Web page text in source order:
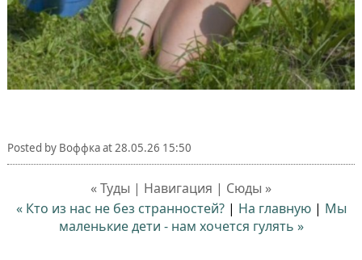
Posted by Воффкаat28.05.26 15:50
« Туды | Навигация | Сюды »
« Кто из нас не без странностей? | На главную| Мы
маленькие дети - нам хочется гулять »